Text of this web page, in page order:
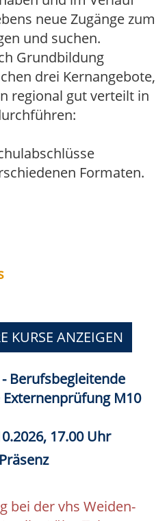
neue Zugänge zum
und suchen.
Grundbildung
drei Kernangebote,
regional gut verteilt in
Formaten.
KURSE ANZEIGEN
Berufsbegleitende
M10
17.00 Uhr
bei der vhs Weiden-